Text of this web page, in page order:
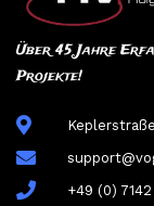
Über 45 Jahre
Projekte!
+49 (0)